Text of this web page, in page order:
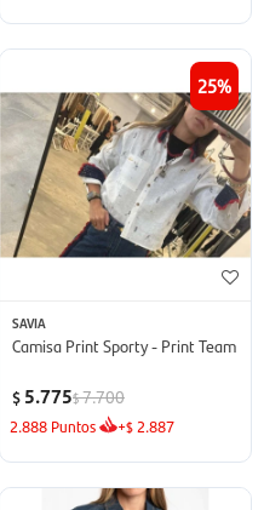
25
SAVIA
Camisa Print Sporty - Print Team
$ 5.775$7.700
2.888 Puntos +$ 2.887